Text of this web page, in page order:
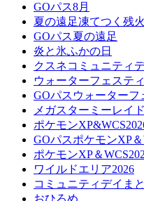
GOパス8月
夏の遠足凍てつく残火
GOパス夏の遠足
炎と氷ふかの日
クスネコミュニティ
ウォーターフェステ
GOパスウォーターフ
メガスターミーレイ
ポケモン
GOパスポケモンXP＆
ポケモンXP＆
ワイルドエリア2026
コミュニティデイま
おひろめ